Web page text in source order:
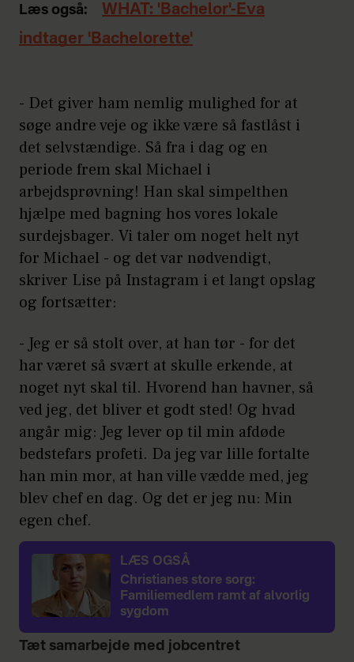
Læs også:
WHAT: 'Bachelor'-Eva
indtager 'Bachelorette'
- Det giver ham nemlig mulighed for at
søge andre veje og ikke være så fastlåst i
det selvstændige. Så fra i dag og en
periode frem skal Michael i
arbejdsprøvning! Han skal simpelthen
hjælpe med bagning hos vores lokale
surdejsbager. Vi taler om noget helt nyt
for Michael - og det var nødvendigt,
skriver Lise på Instagram i et langt opslag
og fortsætter:
- Jeg er så stolt over, at han tør - for det
har været så svært at skulle erkende, at
noget nyt skal til. Hvorend han havner, så
ved jeg, det bliver et godt sted! Og hvad
angår mig: Jeg lever op til min afdøde
bedstefars profeti. Da jeg var lille fortalte
han min mor, at han ville vædde med, jeg
blev chef en dag. Og det er jeg nu: Min
egen chef.
LÆS OGSÅ
Christianes store sorg:
Familiemedlem ramt af alvorlig
sygdom
Tæt samarbejde med jobcentret